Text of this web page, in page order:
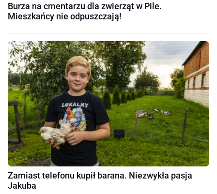
Burza na cmentarzu dla zwierząt w Pile.
Mieszkańcy nie odpuszczają!
Zamiast telefonu kupił barana. Niezwykła pasja
Jakuba